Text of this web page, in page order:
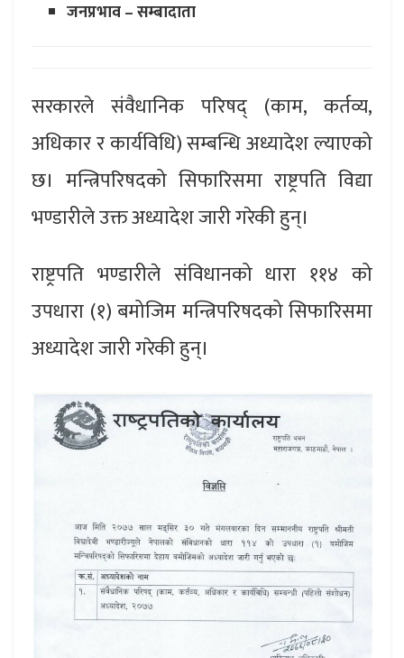
जनप्रभाव – सम्बादाता
सरकारले संवैधानिक परिषद् (काम, कर्तव्य,
अधिकार र कार्यविधि) सम्बन्धि अध्यादेश ल्याएको
छ। मन्त्रिपरिषदको सिफारिसमा राष्ट्रपति विद्या
भण्डारीले उक्त अध्यादेश जारी गरेकी हुन्।
राष्ट्रपति भण्डारीले संविधानको धारा ११४ को
उपधारा (१) बमोजिम मन्त्रिपरिषदको सिफारिसमा
अध्यादेश जारी गरेकी हुन्।